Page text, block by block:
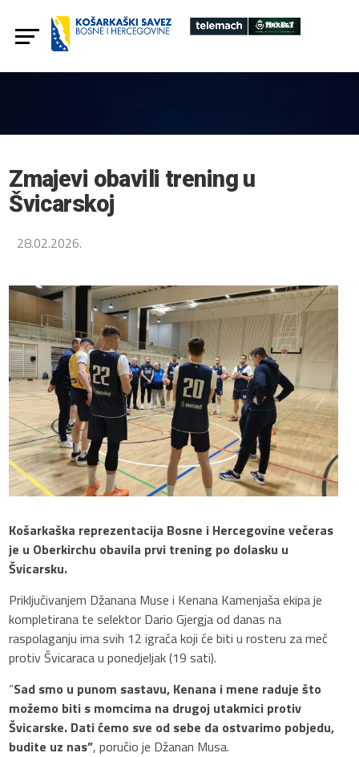
Zmajevi obavili trening u
Švicarskoj
28.02.2026.
Košarkaška reprezentacija Bosne i Hercegovine večeras
je u Oberkirchu obavila prvi trening po dolasku u
Švicarsku.
Priključivanjem Džanana Muse i Kenana Kamenjaša ekipa je
kompletirana te selektor Dario Gjergja od danas na
raspolaganju ima svih 12 igrača koji će biti u rosteru za meč
protiv Švicaraca u ponedjeljak (19 sati).
“Sad smo u punom sastavu, Kenana i mene raduje što
možemo biti s momcima na drugoj utakmici protiv
Švicarske. Dati ćemo sve od sebe da ostvarimo pobjedu,
budite uz nas”, poručio je Džanan Musa.